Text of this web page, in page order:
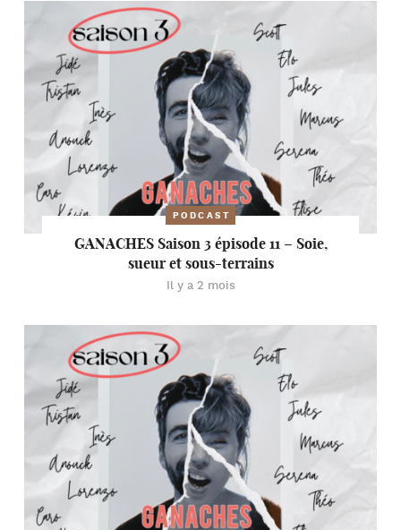
PODCAST
GANACHES Saison 3 épisode 11 – Soie,
sueur et sous-terrains
Il y a 2 mois